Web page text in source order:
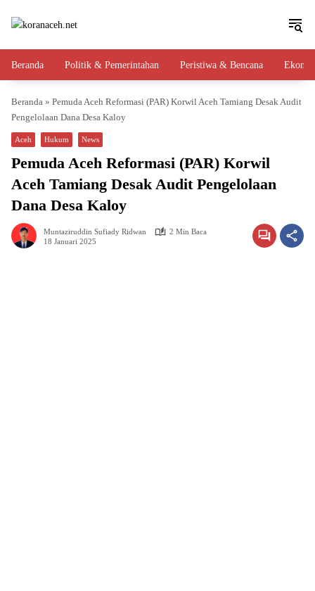
Beranda Politik & Pemerintahan Peristiwa & Bencana
Beranda » Pemuda Aceh Reformasi (PAR) Korwil Aceh Tamiang Desak Audit
Pengelolaan Dana Desa Kaloy
Aceh Hukum News
Pemuda Aceh Reformasi (PAR) Korwil
Aceh Tamiang Desak Audit Pengelolaan
Dana Desa Kaloy
Muntaziruddin Sufiady Ridwan
2 Min Baca
18 Januari 2025